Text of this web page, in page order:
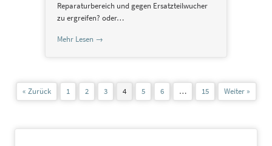
Reparaturbereich und gegen Ersatzteilwucher
zu ergreifen? oder…
Mehr Lesen →
« Zurück 1 2 3 4 5 6 … 15 Weiter »